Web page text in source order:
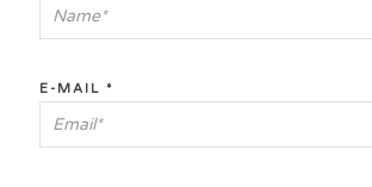
E-MAIL *